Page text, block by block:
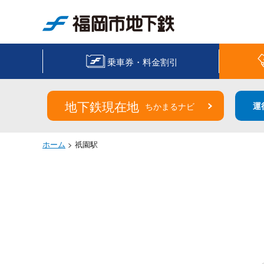
乗車券・料金割引
地下鉄現在地 ちかまるナビ 運
ホーム > 祇園駅